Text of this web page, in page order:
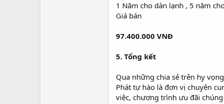
1 Năm cho dàn lạnh , 5 năm
Giá bán
97.400.000 VNĐ
5. Tổng kết
Qua những chia sẻ trên hy
Phát tự hào là đơn vị chuyên
việc, chương trình ưu đãi